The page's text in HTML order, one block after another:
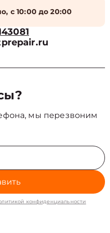
с 10:00 до 20:00
мы перезвоним
конфиденциальности